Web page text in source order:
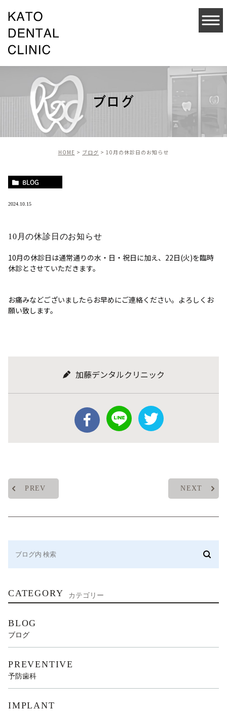
ブログ
HOME ブログ 10月の休診日のお知らせ
BLOG
2024.10.15
10月の休診日のお知らせ
10月の休診日は通常通りの水・日・祝日に加え、22日(火)を臨時
休診とさせていただきます。
お痛みなどございましたらお早めにご連絡ください。よろしくお
願い致します。
加藤デンタルクリニック
PREV NEXT
CATEGORY カテゴリー
BLOG
ブログ
PREVENTIVE
予防歯科
IMPLANT